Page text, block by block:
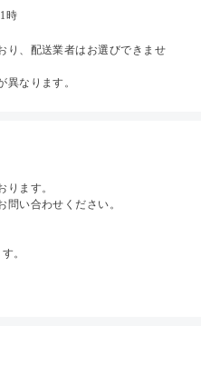
時
り、配送業者はお選びできませ
なります。
ます。
い合わせください。
。